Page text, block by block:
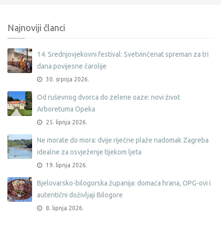
Najnoviji članci
14. Srednjovjekovni festival: Svetvinčenat spreman za tri
dana povijesne čarolije
30. srpnja 2026.
Od ruševnog dvorca do zelene oaze: novi život
Arboretuma Opeka
25. lipnja 2026.
Ne morate do mora: dvije riječne plaže nadomak Zagreba
idealne za osvježenje tijekom ljeta
19. lipnja 2026.
Bjelovarsko-bilogorska županija: domaća hrana, OPG-ovi i
autentični doživljaji Bilogore
8. lipnja 2026.